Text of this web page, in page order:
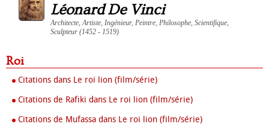
Léonard De Vinci
Architecte, Artiste, Ingénieur, Peintre, Philosophe, Scientifique,
Sculpteur (1452 - 1519)
Roi
Citations dans Le roi lion (film/série)
Citations de Rafiki dans Le roi lion (film/série)
Citations de Mufassa dans Le roi lion (film/série)